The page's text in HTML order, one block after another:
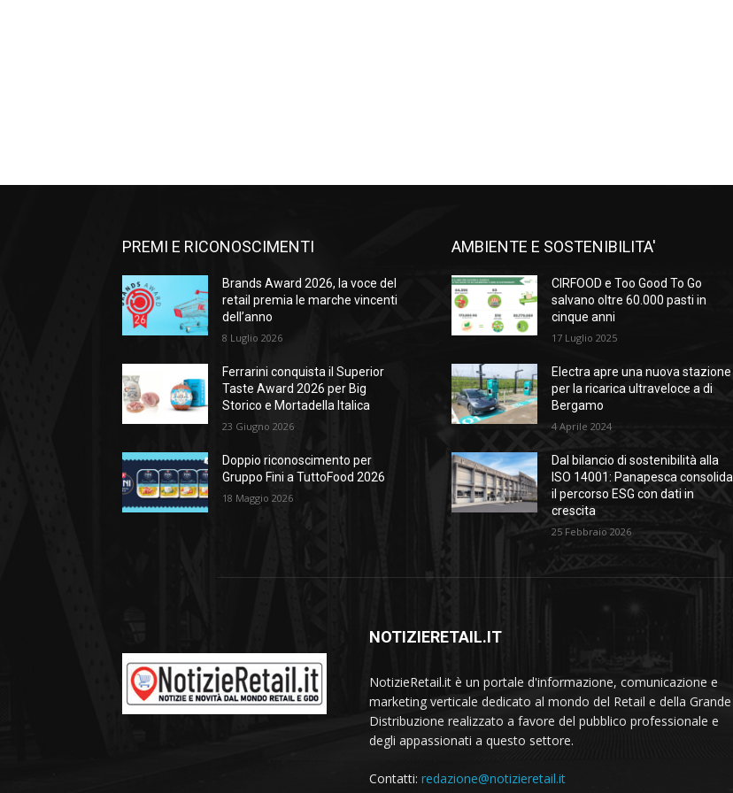
PREMI E RICONOSCIMENTI
Brands Award 2026, la voce del
retail premia le marche vincenti
dell’anno
8 Luglio 2026
Ferrarini conquista il Superior
Taste Award 2026 per Big
Storico e Mortadella Italica
23 Giugno 2026
Doppio riconoscimento per
Gruppo Fini a TuttoFood 2026
18 Maggio 2026
AMBIENTE E SOSTENIBILITA'
CIRFOOD e Too Good To Go
salvano oltre 60.000 pasti in
cinque anni
17 Luglio 2025
Electra apre una nuova stazione
per la ricarica ultraveloce a di
Bergamo
4 Aprile 2024
Dal bilancio di sostenibilità alla
ISO 14001: Panapesca consolida
il percorso ESG con dati in
crescita
25 Febbraio 2026
NOTIZIERETAIL.IT
NotizieRetail.it è un portale d'informazione, comunicazione e
marketing verticale dedicato al mondo del Retail e della Grande
Distribuzione realizzato a favore del pubblico professionale e
degli appassionati a questo settore.
Contatti: redazione@notizieretail.it